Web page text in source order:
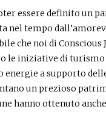
essere definito un
nel tempo
che noi di
le iniziative di turismo
energie a supporto
un prezioso
hanno ottenuto